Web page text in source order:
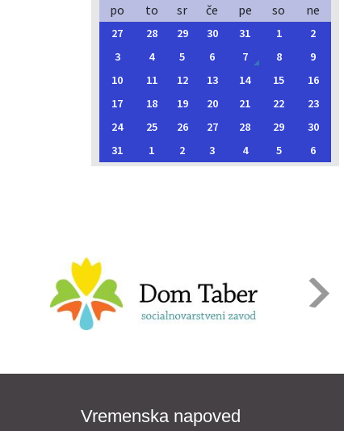
po
to sr če pe so ne
27 28 29 30 31 1
2
3
4 5 6 7 8
9
10
11 12 13 14 15
16
17
18 19 20 21 22
23
24
25 26 27 28 29
30
31
1 2 3 4 5 6
Vremenska napoved